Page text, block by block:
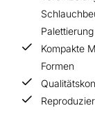
Palettierung
Kompakte
Formen